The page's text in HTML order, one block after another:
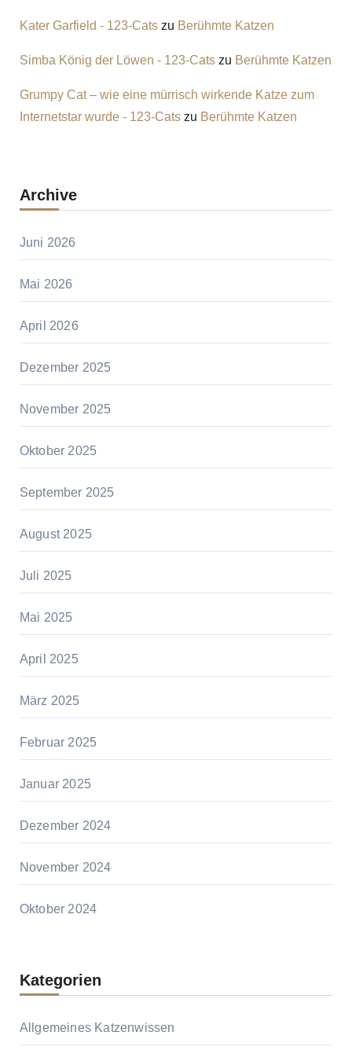
Kater Garfield - 123-Catszu Berühmte Katzen
Simba König der Löwen - 123-Catszu Berühmte Katzen
Grumpy Cat – wie eine mürrisch wirkende Katze zum
Internetstar wurde - 123-Catszu Berühmte Katzen
Archive
Juni 2026
Mai 2026
April 2026
Dezember 2025
November 2025
Oktober 2025
September 2025
August 2025
Juli 2025
Mai 2025
April 2025
März 2025
Februar 2025
Januar 2025
Dezember 2024
November 2024
Oktober 2024
Kategorien
Allgemeines Katzenwissen